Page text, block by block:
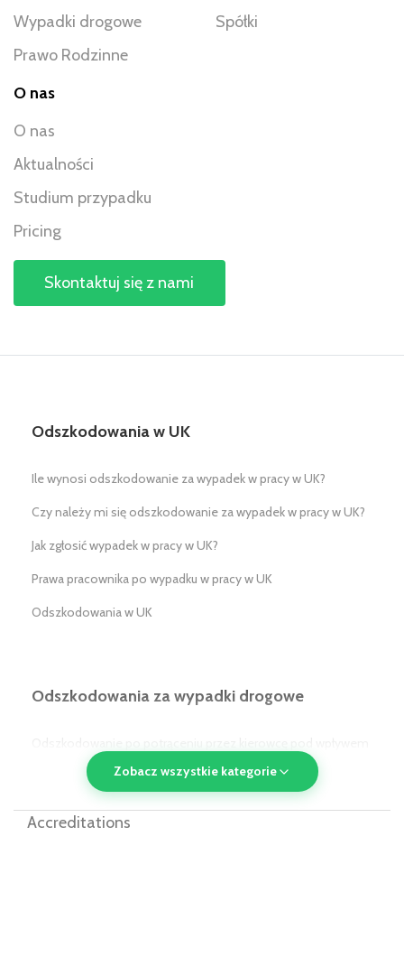
Wypadki drogowe
Prawo Rodzinne
Spółki
O nas
O nas
Aktualności
Studium przypadku
Pricing
Skontaktuj się z nami
Odszkodowania w UK
Ile wynosi odszkodowanie za wypadek w pracy w UK?
Czy należy mi się odszkodowanie za wypadek w pracy w UK?
Jak zgłosić wypadek w pracy w UK?
Prawa pracownika po wypadku w pracy w UK
Odszkodowania w UK
Odszkodowania za wypadki drogowe
alkoholu/narkotyków w UK
Odszkodowanie po potrąceniu przez pojazd komunikacji
publicznej w UK
Zobacz wszystkie kategorie
Accreditations